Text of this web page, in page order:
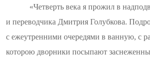
«Четверть века я прожил в
и переводчика Дмитрия Голубкова.
с ежеутренними очередями в ванную, с
которою дворники посыпают